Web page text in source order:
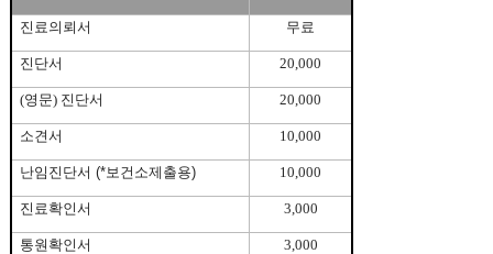
진료의뢰서 무료
진단서 20,000
(영문) 진단서 20,000
소견서 10,000
난임진단서 (*보건소제출용) 10,000
진료확인서 3,000
통원확인서 3,000